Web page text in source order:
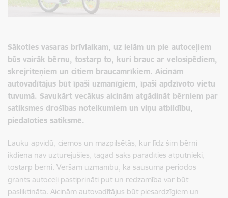
Sākoties vasaras brīvlaikam, uz ielām un pie autoceļiem
būs vairāk bērnu, tostarp to, kuri brauc ar velosipēdiem,
skrejriteņiem un citiem braucamrīkiem. Aicinām
autovadītājus būt īpaši uzmanīgiem, īpaši apdzīvoto vietu
tuvumā. Savukārt vecākus aicinām atgādināt bērniem par
satiksmes drošības noteikumiem un viņu atbildību,
piedaloties satiksmē.
Lauku apvidū, ciemos un mazpilsētās, kur līdz šim bērni
ikdienā nav uzturējušies, tagad sāks parādīties atpūtnieki,
tostarp bērni. Vēršam uzmanību, ka sausuma periodos
grants autoceļi pastiprināti put un redzamība var būt
pasliktināta. Aicinām autovadītājus būt piesardzīgiem un